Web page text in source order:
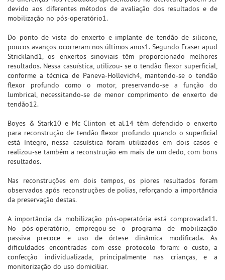
devido aos diferentes métodos de avaliação dos resultados e de
mobilização no pós-operatório1.
Do ponto de vista do enxerto e implante de tendão de silicone,
poucos avanços ocorreram nos últimos anos1. Segundo Fraser apud
Strickland1, os enxertos sinoviais têm proporcionado melhores
resultados. Nessa casuística, utilizou- se o tendão flexor superficial,
conforme a técnica de Paneva-Hollevich4, mantendo-se o tendão
flexor profundo como o motor, preservando-se a função do
lumbrical, necessitando-se de menor comprimento de enxerto de
tendão12.
Boyes & Stark10 e Mc Clinton et al.14 têm defendido o enxerto
para reconstrução de tendão flexor profundo quando o superficial
está íntegro, nessa casuística foram utilizados em dois casos e
realizou-se também a reconstrução em mais de um dedo, com bons
resultados.
Nas reconstruções em dois tempos, os piores resultados foram
observados após reconstruções de polias, reforçando a importância
da preservação destas.
A importância da mobilização pós-operatória está comprovada11.
No pós-operatório, empregou-se o programa de mobilização
passiva precoce e uso de órtese dinâmica modificada. As
dificuldades encontradas com esse protocolo foram: o custo, a
confecção individualizada, principalmente nas crianças, e a
monitorização do uso domiciliar.